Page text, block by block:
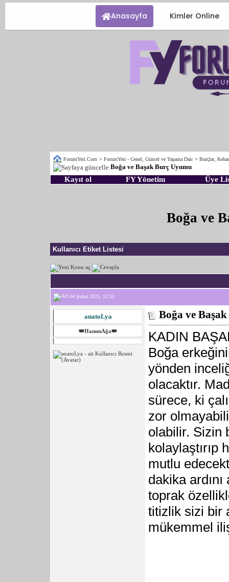
Anasayfa Kimler Online
ForumYeri.Com > ForumYeri - Genel, Güncel ve Yaşama Dair > Burçlar,
Boğa ve Başak Burç Uyumu
Kayıt ol FY Yönetim Üye
Boğa ve
Kullanıcı Etiket Listesi
04 Şubat 2025, 11:53
anatoLya
👑HanımAğa👑
Boğa ve
KADIN
Boğa
yönden
olacaktır.
sürece, ki
zor
olabilir. Sizin
kolaylaştırıp
mutlu
dakika
toprak
titizlik sizi bir
mükemmel